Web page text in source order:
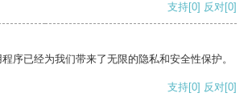
支持[0] 反对[0]
序已经为我们带来了无限的隐私和安全性保护。
支持[0] 反对[0]